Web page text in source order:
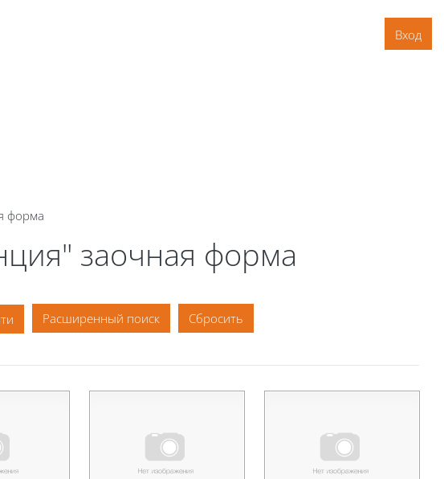
Вход
форма
заочная форма
Расширенный поиск